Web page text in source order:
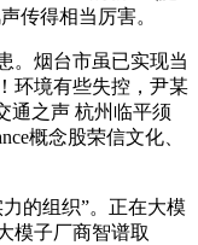
传得相当厉害。
烟台市虽已实现当
环境有些失控，尹某
通之声 杭州临平须
概念股荣信文化、
的组织”。正在大模
模子厂商智谱取